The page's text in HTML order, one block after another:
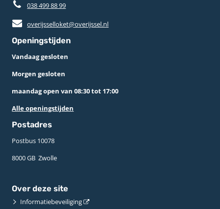
038 499 88 99
overijsselloket@overijssel.nl
Openingstijden
Vandaag gesloten
Morgen gesloten
maandag open van 08:30 tot 17:00
Alle openingstijden
Postadres
Postbus 10078 ­
8000 GB ­ Zwolle
Over deze site
Informatiebeveiliging